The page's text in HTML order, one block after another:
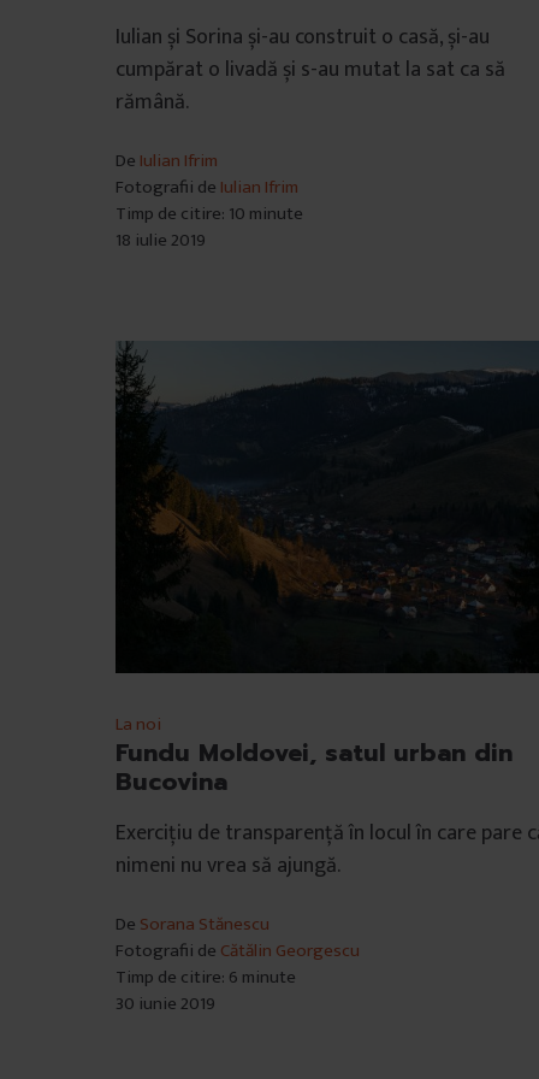
t
i
Iulian și Sorina și-au construit o casă, și-au
cumpărat o livadă și s-au mutat la sat ca să
rămână.
De Iulian Ifrim
Fotografii de Iulian Ifrim
Timp de citire: 10 minute
18 iulie 2019
La noi
Fundu Moldovei, satul urban din
Bucovina
Exercițiu de transparență în locul în care pare
nimeni nu vrea să ajungă.
De Sorana Stănescu
Fotografii de Cătălin Georgescu
Timp de citire: 6 minute
30 iunie 2019